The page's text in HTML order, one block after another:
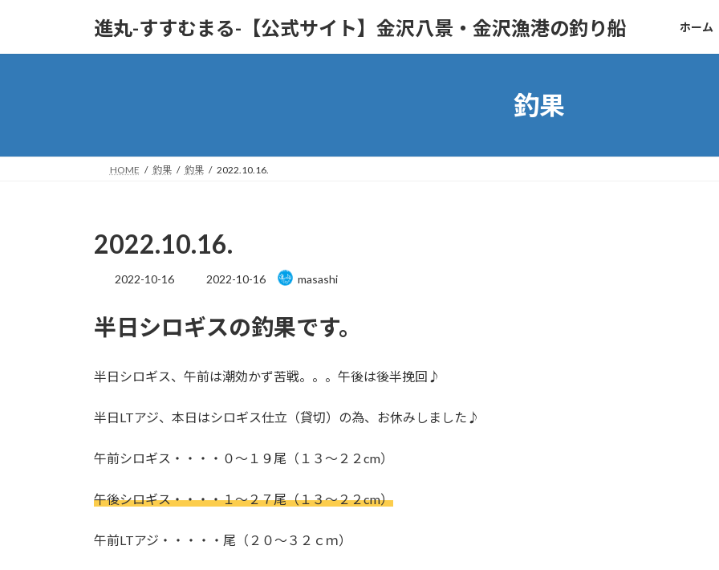
進丸-すすむまる-【公式サイト】金沢八景・金沢漁港の釣り船 ホーム
釣果
HOME 釣果 釣果 2022.10.16.
2022.10.16.
2022-10-16
最
新
日
:
2022-10-16 masashi
半日シロギスの釣果です。
半日シロギス、午前は潮効かず苦戦。。。午後は後半挽回♪
半日LTアジ、本日はシロギス仕立（貸切）の為、お休みしました♪
午前シロギス・・・・０～１９尾（１３～２２cm）
午後シロギス・・・・１～２７尾（１３～２２cm）
午前LTアジ・・・・・尾（２０～３２ｃｍ）